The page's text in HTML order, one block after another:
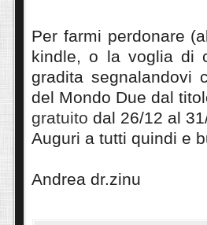
Per farmi perdonare
kindle, o la voglia di
gradita segnalandovi
del Mondo Due dal
gratuito dal 26/12 al
Auguri a tutti quindi e
Andrea dr.zinu